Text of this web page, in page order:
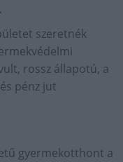
szeretnék
rossz állapotú, a
pénz jut
gyermekotthont a